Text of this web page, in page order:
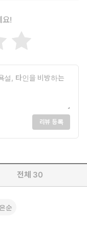
으로 현대인의 정신
취 구조를 풍자한다.
구하는 이 부장의 ‘성장
을 통해 임성순의 진가
돈 보내기 바쁜 기러기
돌던 마흔여섯의 이 부
서 일생일대의 위기를
율을, 아니 쾌감을 느
란 걸 알게 된 이 부장
져들게 되고, 무기력하
기 시작한다. 마흔여
장의 자기 개발은 계
요!
리뷰 등록
전체 30
순